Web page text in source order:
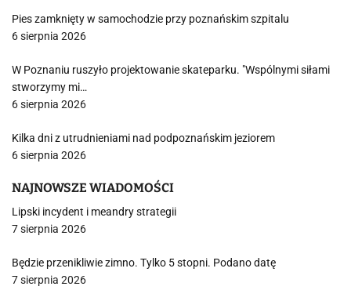
Pies zamknięty w samochodzie przy poznańskim szpitalu
6 sierpnia 2026
W Poznaniu ruszyło projektowanie skateparku. "Wspólnymi siłami
stworzymy mi…
6 sierpnia 2026
Kilka dni z utrudnieniami nad podpoznańskim jeziorem
6 sierpnia 2026
NAJNOWSZE WIADOMOŚCI
Lipski incydent i meandry strategii
7 sierpnia 2026
Będzie przenikliwie zimno. Tylko 5 stopni. Podano datę
7 sierpnia 2026